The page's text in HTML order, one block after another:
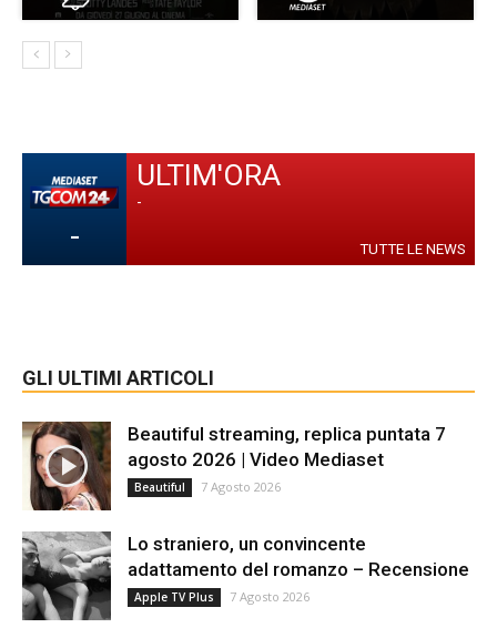
-
ULTIM'ORA
-
TUTTE LE NEWS
GLI ULTIMI ARTICOLI
Beautiful streaming, replica puntata 7
agosto 2026 | Video Mediaset
Beautiful 7 Agosto 2026
Lo straniero, un convincente
adattamento del romanzo – Recensione
Apple TV Plus 7 Agosto 2026